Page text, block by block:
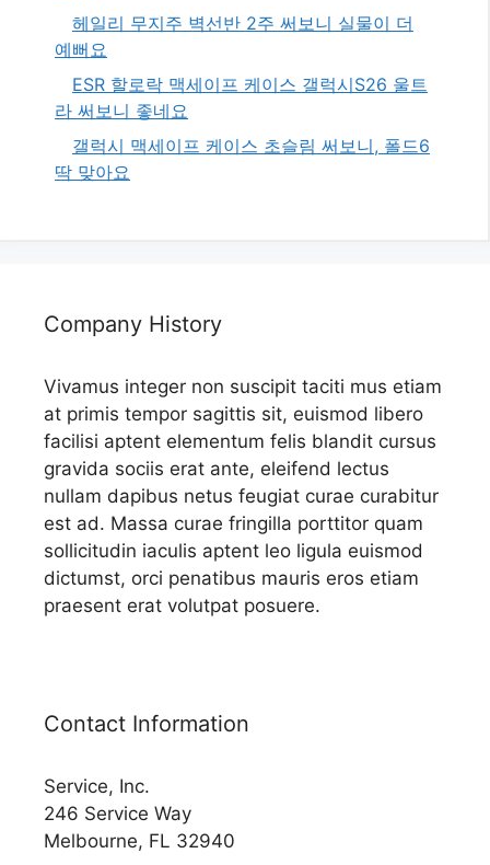
헤일리 무지주 벽선반 2주 써보니 실물이 더
예뻐요
ESR 할로락 맥세이프 케이스 갤럭시S26 울트
라 써보니 좋네요
갤럭시 맥세이프 케이스 초슬림 써보니, 폴드6
딱 맞아요
Company History
Vivamus integer non suscipit taciti mus etiam
at primis tempor sagittis sit, euismod libero
facilisi aptent elementum felis blandit cursus
gravida sociis erat ante, eleifend lectus
nullam dapibus netus feugiat curae curabitur
est ad. Massa curae fringilla porttitor quam
sollicitudin iaculis aptent leo ligula euismod
dictumst, orci penatibus mauris eros etiam
praesent erat volutpat posuere.
Contact Information
Service, Inc.
246 Service Way
Melbourne, FL 32940